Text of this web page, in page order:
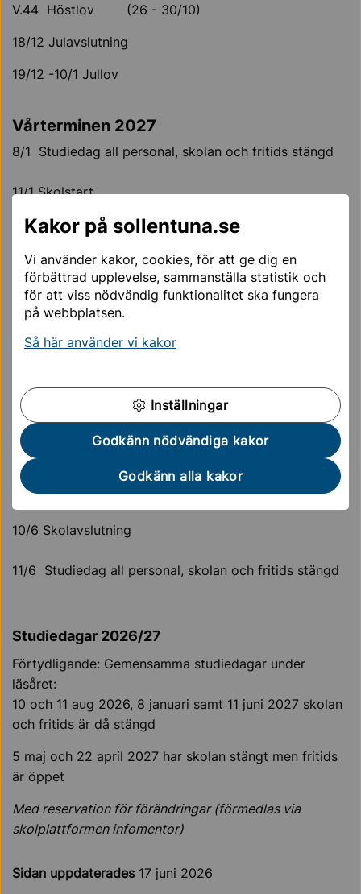
Kakor på sollentuna.se
Vi använder kakor, cookies, för att ge dig en
förbättrad upplevelse, sammanställa statistik och
för att viss nödvändig funktionalitet ska fungera
på webbplatsen.
Så här använder vi kakor
Inställningar
Godkänn nödvändiga kakor
Godkänn alla kakor
V.44 Höstlov (26 - 30/10)
18/12 Julavslutning
19/12 -10/1 Jullov
Vårterminen 2027
8/1 Studiedag all personal, skolan och fritids stängd
11/1Skolstart
V.9Sportlov(1-7 mars)
26/3 Långfredag, skolan och fritids stängd
29/3 Annandag påsk, skolan och fritids stängd
V.13Påsklov(30 mars - 4 april)
22/4 Studiedag, fritids öppet
5/5 Studiedag, fritids öppet
6/5 Helgdag, skolan och fritids stängd
7/5
10/6 Skolavslutning
11/6 Studiedag all personal, skolan och fritids stängd
Studiedagar 2026/27
Förtydligande: Gemensamma studiedagar under
läsåret:
10 och 11 aug 2026, 8 januari samt 11 juni 2027 skolan
och fritids är då stängd
5 maj och 22 april 2027 har skolan stängt men fritids
är öppet
Med reservation för förändringar (förmedlas via
skolplattformen infomentor)
Sidan uppdaterades 17 juni 2026